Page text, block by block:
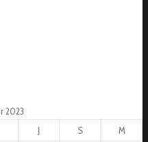
2023
J S
M